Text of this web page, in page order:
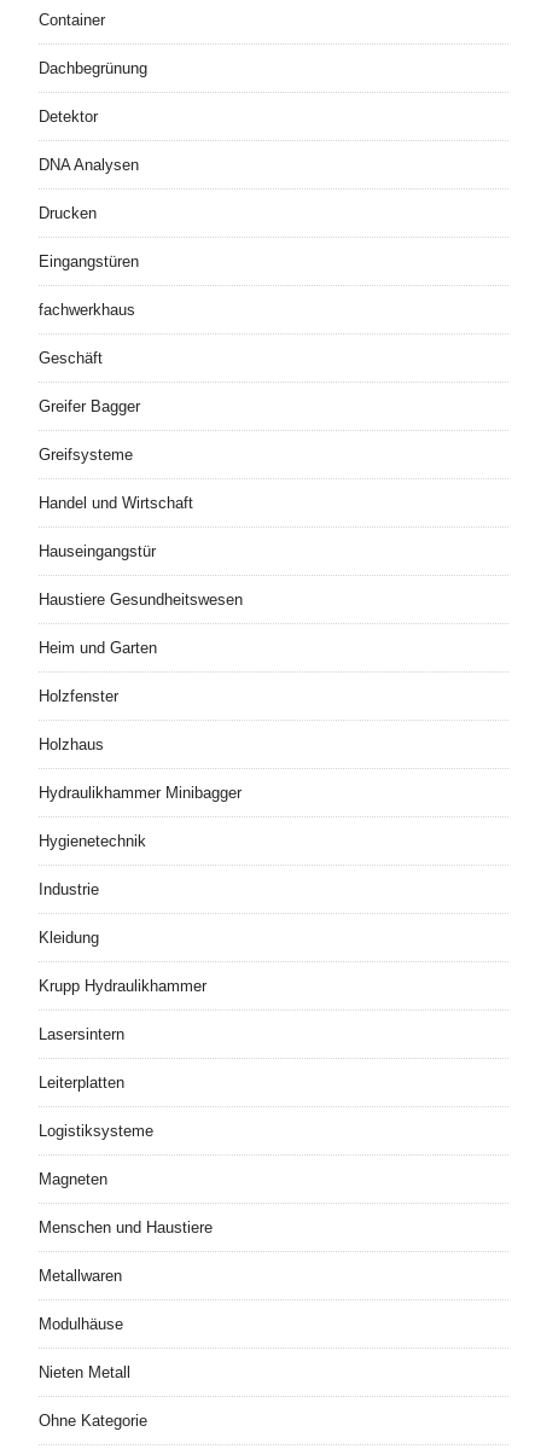
Container
Dachbegrünung
Detektor
DNA Analysen
Drucken
Eingangstüren
fachwerkhaus
Geschäft
Greifer Bagger
Greifsysteme
Handel und Wirtschaft
Hauseingangstür
Haustiere Gesundheitswesen
Heim und Garten
Holzfenster
Holzhaus
Hydraulikhammer Minibagger
Hygienetechnik
Industrie
Kleidung
Krupp Hydraulikhammer
Lasersintern
Leiterplatten
Logistiksysteme
Magneten
Menschen und Haustiere
Metallwaren
Modulhäuse
Nieten Metall
Ohne Kategorie